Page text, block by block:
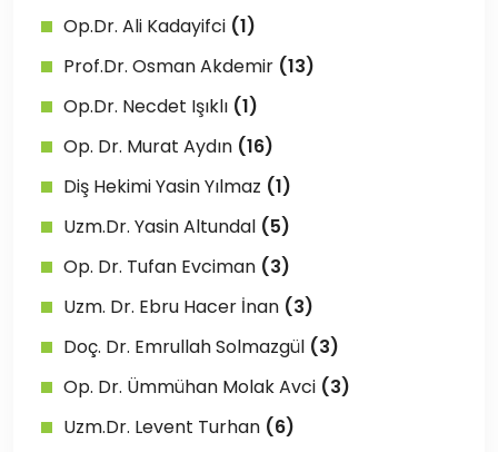
Op.Dr. Ali Kadayifci (1)
Prof.Dr. Osman Akdemir (13)
Op.Dr. Necdet Işıklı (1)
Op. Dr. Murat Aydın (16)
Diş Hekimi Yasin Yılmaz (1)
Uzm.Dr. Yasin Altundal (5)
Op. Dr. Tufan Evciman (3)
Uzm. Dr. Ebru Hacer İnan (3)
Doç. Dr. Emrullah Solmazgül (3)
Op. Dr. Ümmühan Molak Avci (3)
Uzm.Dr. Levent Turhan (6)